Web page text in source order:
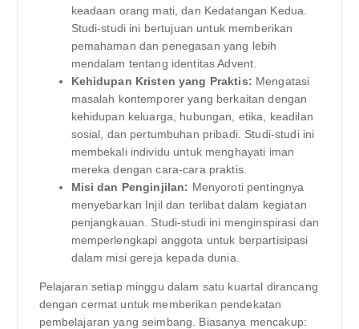
keadaan orang mati, dan Kedatangan Kedua.
Studi-studi ini bertujuan untuk memberikan
pemahaman dan penegasan yang lebih
mendalam tentang identitas Advent.
Kehidupan Kristen yang Praktis: Mengatasi
masalah kontemporer yang berkaitan dengan
kehidupan keluarga, hubungan, etika, keadilan
sosial, dan pertumbuhan pribadi. Studi-studi ini
membekali individu untuk menghayati iman
mereka dengan cara-cara praktis.
Misi dan Penginjilan: Menyoroti pentingnya
menyebarkan Injil dan terlibat dalam kegiatan
penjangkauan. Studi-studi ini menginspirasi dan
memperlengkapi anggota untuk berpartisipasi
dalam misi gereja kepada dunia.
Pelajaran setiap minggu dalam satu kuartal dirancang
dengan cermat untuk memberikan pendekatan
pembelajaran yang seimbang. Biasanya mencakup: